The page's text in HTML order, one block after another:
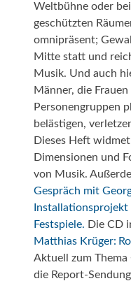
Weltbühne oder
geschützten
omnipräsent;
Mitte statt und
Musik. Und auch
Männer, die
Personengruppen
belästigen,
Dieses Heft
Dimensionen und
von Musik.
Gespräch mit
Festspiele. Die CD
Matthias Krüger:
Aktuell zum
die Report-Sendung